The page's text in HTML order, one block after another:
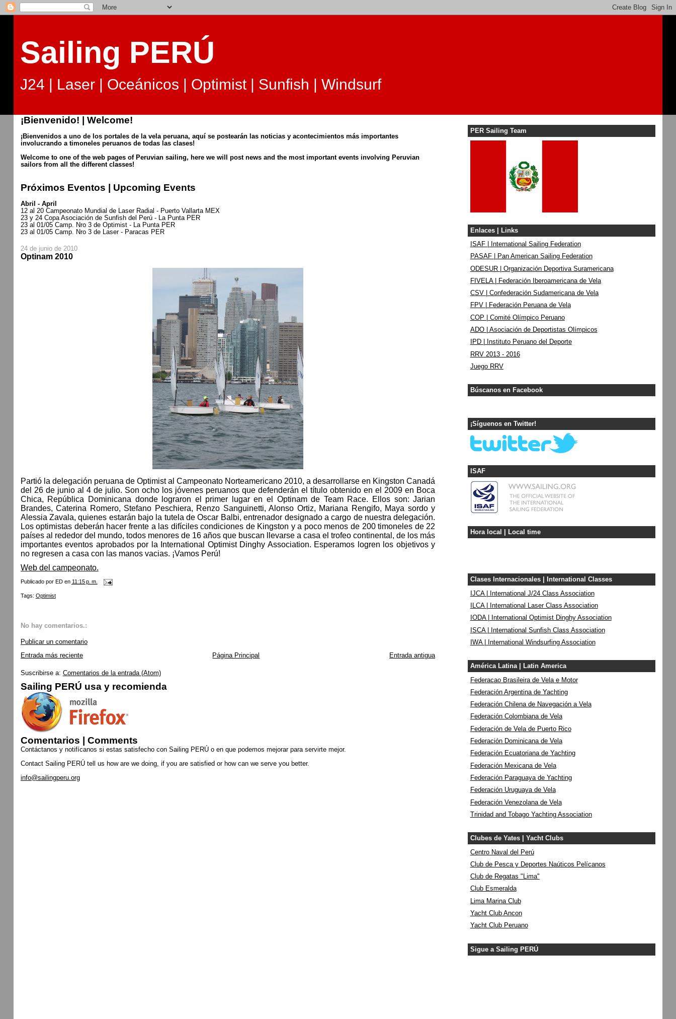
Sailing PERÚ
J24 | Laser | Oceánicos | Optimist | Sunfish | Windsurf
¡Bienvenido! | Welcome!
¡Bienvenidos a uno de los portales de la vela peruana, aquí se postearán las noticias y acontecimientos más importantes
involucrando a timoneles peruanos de todas las clases!
Welcome to one of the web pages of Peruvian sailing, here we will post news and the most important events involving Peruvian
sailors from all the different classes!
Próximos Eventos | Upcoming Events
Abril - April
12 al 20 Campeonato Mundial de Laser Radial - Puerto Vallarta MEX
23 y 24 Copa Asociación de Sunfish del Perú - La Punta PER
23 al 01/05 Camp. Nro 3 de Optimist - La Punta PER
23 al 01/05 Camp. Nro 3 de Laser - Paracas PER
24 de junio de 2010
Optinam 2010
Partió la delegación peruana de Optimist al Campeonato Norteamericano 2010, a desarrollarse en Kingston Canadá
del 26 de junio al 4 de julio. Son ocho los jóvenes peruanos que defenderán el título obtenido en el 2009 en Boca
Chica, República Dominicana donde lograron el primer lugar en el Optinam de Team Race. Ellos son: Jarian
Brandes, Caterina Romero, Stefano Peschiera, Renzo Sanguinetti, Alonso Ortiz, Mariana Rengifo, Maya sordo y
Alessia Zavala, quienes estarán bajo la tutela de Oscar Balbi, entrenador designado a cargo de nuestra delegación.
Los optimistas deberán hacer frente a las difíciles condiciones de Kingston y a poco menos de 200 timoneles de 22
países al rededor del mundo, todos menores de 16 años que buscan llevarse a casa el trofeo continental, de los más
importantes eventos aprobados por la International Optimist Dinghy Association. Esperamos logren los objetivos y
no regresen a casa con las manos vacias. ¡Vamos Perú!
Web del campeonato.
Publicado por ED en 11:15 p. m.
Tags: Optimist
No hay comentarios.:
Publicar un comentario
Entrada más reciente
Entrada antigua
Página Principal
Suscribirse a: Comentarios de la entrada (Atom)
Sailing PERÚ usa y recomienda
Comentarios | Comments
Contáctanos y notifícanos si estas satisfecho con Sailing PERÚ o en que podemos mejorar para servirte mejor.
Contact Sailing PERÚ tell us how are we doing, if you are satisfied or how can we serve you better.
info@sailingperu.org
PER Sailing Team
Enlaces | Links
ISAF | International Sailing Federation
PASAF | Pan American Sailing Federation
ODESUR | Organización Deportiva Suramericana
FIVELA | Federación Iberoamericana de Vela
CSV | Confederación Sudamericana de Vela
FPV | Federación Peruana de Vela
COP | Comité Olímpico Peruano
ADO | Asociación de Deportistas Olímpicos
IPD | Instituto Peruano del Deporte
RRV 2013 - 2016
Juego RRV
Búscanos en Facebook
¡Síguenos en Twitter!
ISAF
Hora local | Local time
Clases Internacionales | International Classes
IJCA | International J/24 Class Association
ILCA | International Laser Class Association
IODA | International Optimist Dinghy Association
ISCA | International Sunfish Class Association
IWA | International Windsurfing Association
América Latina | Latin America
Federacao Brasileira de Vela e Motor
Federación Argentina de Yachting
Federación Chilena de Navegación a Vela
Federación Colombiana de Vela
Federación de Vela de Puerto Rico
Federación Dominicana de Vela
Federación Ecuatoriana de Yachting
Federación Mexicana de Vela
Federación Paraguaya de Yachting
Federación Uruguaya de Vela
Federación Venezolana de Vela
Trinidad and Tobago Yachting Association
Clubes de Yates | Yacht Clubs
Centro Naval del Perú
Club de Pesca y Deportes Naúticos Pelícanos
Club de Regatas "Lima"
Club Esmeralda
Lima Marina Club
Yacht Club Ancon
Yacht Club Peruano
Sigue a Sailing PERÚ